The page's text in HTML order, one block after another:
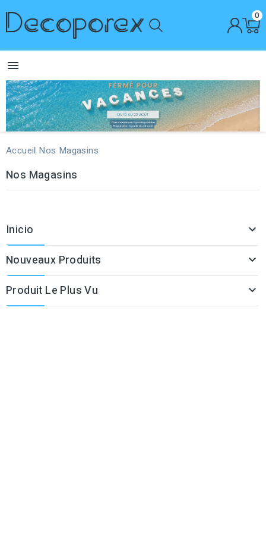
0

Accueil Nos Magasins
Nos Magasins
Inicio 
Nouveaux Produits 
Produit Le Plus Vu 